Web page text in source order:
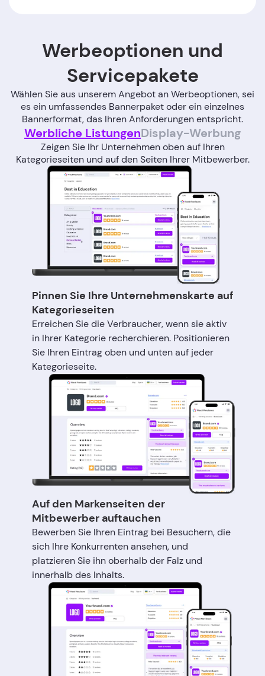
Werbeoptionen und
Servicepakete
Wählen Sie aus unserem Angebot an Werbeoptionen, sei
es ein umfassendes Bannerpaket oder ein einzelnes
Bannerformat, das Ihren Anforderungen entspricht.
Werbliche ListungenDisplay-Werbung
Zeigen Sie Ihr Unternehmen oben auf Ihren
Kategorieseiten und auf den Seiten Ihrer Mitbewerber.
Pinnen Sie Ihre Unternehmenskarte auf
Kategorieseiten
Erreichen Sie die Verbraucher, wenn sie aktiv
in Ihrer Kategorie recherchieren. Positionieren
Sie Ihren Eintrag oben und unten auf jeder
Kategorieseite.
Auf den Markenseiten der
Mitbewerber auftauchen
Bewerben Sie Ihren Eintrag bei Besuchern, die
sich Ihre Konkurrenten ansehen, und
platzieren Sie ihn oberhalb der Falz und
innerhalb des Inhalts.